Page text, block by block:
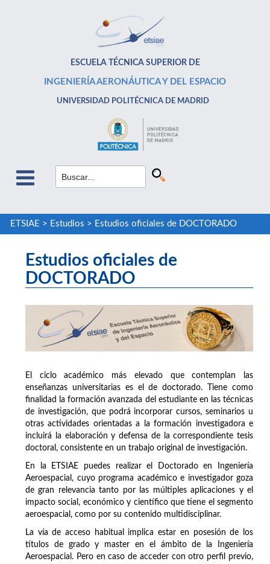
ESCUELA TÉCNICA SUPERIOR DE
INGENIERÍA AERONÁUTICA Y DEL ESPACIO
UNIVERSIDAD POLITÉCNICA DE MADRID
ETSIAE > Estudios > Estudios oficiales de DOCTORADO
Estudios oficiales de
DOCTORADO
El ciclo académico más elevado que contemplan las
enseñanzas universitarias es el de doctorado. Tiene como
finalidad la formación avanzada del estudiante en las técnicas
de investigación, que podrá incorporar cursos, seminarios u
otras actividades orientadas a la formación investigadora e
incluirá la elaboración y defensa de la correspondiente tesis
doctoral, consistente en un trabajo original de investigación.
En la ETSIAE puedes realizar el Doctorado en Ingeniería
Aeroespacial, cuyo programa académico e investigador goza
de gran relevancia tanto por las múltiples aplicaciones y el
impacto social, económico y científico que tiene el segmento
aeroespacial, como por su contenido multidisciplinar.
La vía de acceso habitual implica estar en posesión de los
títulos de grado y master en el ámbito de la Ingeniería
Aeroespacial. Pero en caso de acceder con otro perfil previo,